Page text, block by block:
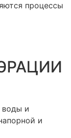
процессы
воды и
и